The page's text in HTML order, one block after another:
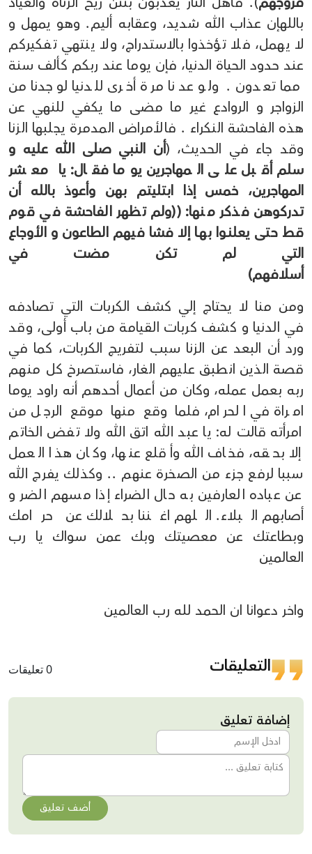
باللهإن عذاب الله شديد، وعقابه أليم. وهو يمهل و
لا يهمل، فلا تؤخذوا بالاستدراج، ولا ينتهي تفكيركم
عند حدود الحياة الدنيا، فإن يوما عند ربكم كألف سنة
مما تعدون . ولو عدنا مرة أخرى للدنيا لوجدنا من
الزواجر و الروادع غير ما مضى ما يكفي للنهي عن
هذه الفاحشة النكراء . فالأمراض المدمرة يجلبها الزنا
وقد جاء في الحديث، (أن النبي صلى الله عليه و
سلم أقبل على المهاجرين يوما فقال: يا معشر
المهاجرين، خمس إذا ابتليتم بهن وأعوذ بالله أن
تدركوهن فذكر منها: ((ولم تظهر الفاحشة في قوم
قط حتى يعلنـوا بهـا إلا فشا فيهم الطاعون و الأوجاع
التي لم تكن مضت في
أسلافهم)
ومن منا لا يحتاج إلي كشف الكربات التي تصادفه
في الدنيا و كشف كربات القيامة من باب أولى، وقد
ورد أن البعد عن الزنا سبب لتفريج الكربات، كما في
قصة الذين انطبق عليهم الغار، فاستصرخ كل منهم
ربه بعمل عمله، وكان من أعمال أحدهم أنه راود يوما
امراة في الحرام، فلما وقع منها موقع الرجل من
امرأته قالت له: يا عبد الله اتق الله ولا تفض الخاتم
إلا بحقه، فخاف الله وأقلع عنها، وكان هذا العمل
سببا لرفع جزء من الصخرة عنهم .. وكذلك يفرج الله
عن عباده العارفين به حال الضراء إذا مسهم الضر و
أصابهم البلاء. اللهم اغننا بحلالك عن حرامك
وبطاعتك عن معصيتك وبك عمن سواك يا رب
العالمين
واخر دعوانا ان الحمد لله رب العالمين
التعليقات 0 تعليقات
إضافة تعليق
أضف تعليق